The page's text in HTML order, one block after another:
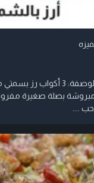
أرز بالشمندر مقادير الوصفة: 3
بصلة صغيرة
....